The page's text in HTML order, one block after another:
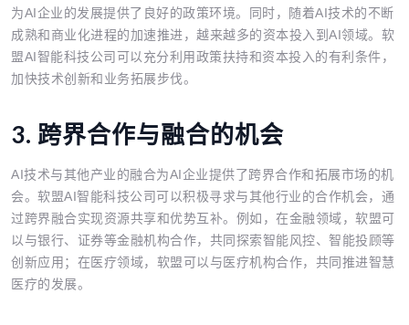
为AI企业的发展提供了良好的政策环境。同时，随着AI技术的不断
成熟和商业化进程的加速推进，越来越多的资本投入到AI领域。软
盟AI智能科技公司可以充分利用政策扶持和资本投入的有利条件，
加快技术创新和业务拓展步伐。
3. 跨界合作与融合的机会
AI技术与其他产业的融合为AI企业提供了跨界合作和拓展市场的机
会。软盟AI智能科技公司可以积极寻求与其他行业的合作机会，通
过跨界融合实现资源共享和优势互补。例如，在金融领域，软盟可
以与银行、证券等金融机构合作，共同探索智能风控、智能投顾等
创新应用；在医疗领域，软盟可以与医疗机构合作，共同推进智慧
医疗的发展。